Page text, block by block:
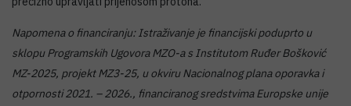
Napomena o financiranju: Istraživanje je financijski poduprto u
sklopu Programskih Ugovora MZO-a s Institutom Ruđer Bošković
MZ-2025, projekt MZ3-25, u okviru Nacionalnog plana oporavka i
otpornosti 2021. – 2026., financiranog sredstvima Europske unije